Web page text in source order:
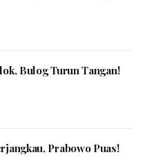
Bulog Turun Tangan!
Prabowo Puas!